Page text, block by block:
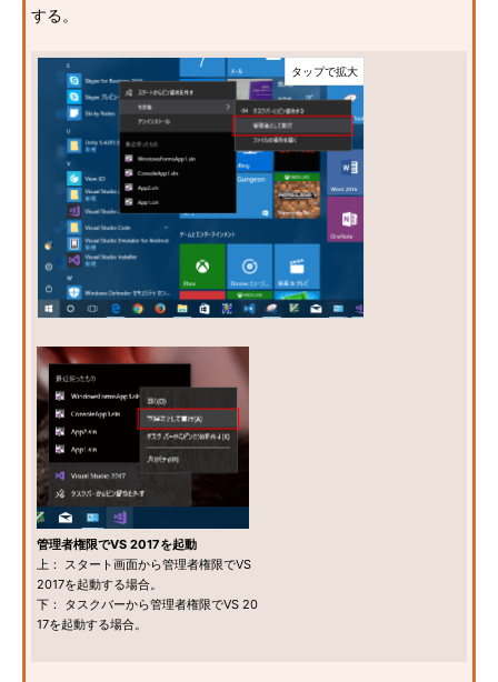
する。
管理者権限でVS 2017を起動
上： スタート画面から管理者権限でVS
2017を起動する場合。
下： タスクバーから管理者権限でVS 20
17を起動する場合。